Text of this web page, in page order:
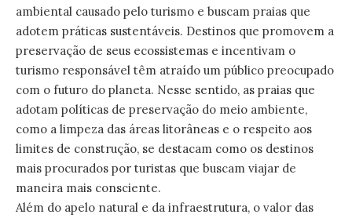
ambiental causado pelo turismo e buscam praias que
adotem práticas sustentáveis. Destinos que promovem a
preservação de seus ecossistemas e incentivam o
turismo responsável têm atraído um público preocupado
com o futuro do planeta. Nesse sentido, as praias que
adotam políticas de preservação do meio ambiente,
como a limpeza das áreas litorâneas e o respeito aos
limites de construção, se destacam como os destinos
mais procurados por turistas que buscam viajar de
maneira mais consciente.
Além do apelo natural e da infraestrutura, o valor das